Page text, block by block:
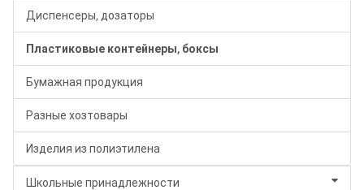
Диспенсеры, дозаторы
Пластиковые контейнеры, боксы
Бумажная продукция
Разные хозтовары
Изделия из полиэтилена
Школьные принадлежности